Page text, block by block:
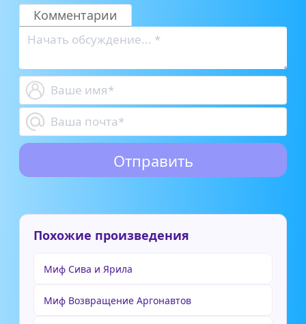
Комментарии
Похожие произведения
Миф Сива и Ярила
Миф Возвращение Аргонавтов